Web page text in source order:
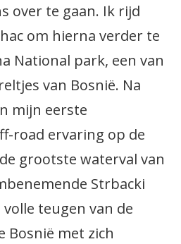
over te gaan. Ik rijd
om hierna verder te
National park, een van
van Bosnië. Na
mijn eerste
road ervaring op de
grootste waterval van
Strbacki
teugen van de
Bosnië met zich